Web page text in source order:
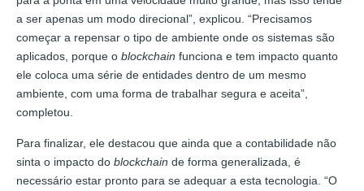
a ser apenas um modo direcional”, explicou. “Precisamos
começar a repensar o tipo de ambiente onde os sistemas são
aplicados, porque o blockchain funciona e tem impacto quanto
ele coloca uma série de entidades dentro de um mesmo
ambiente, com uma forma de trabalhar segura e aceita”,
completou.
Para finalizar, ele destacou que ainda que a contabilidade não
sinta o impacto do blockchain de forma generalizada, é
necessário estar pronto para se adequar a esta tecnologia. “O